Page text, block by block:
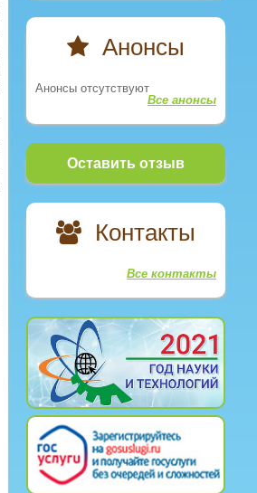
Анонсы
Анонсы отсутствуют
Все анонсы
Оставить отзыв
Контакты
Все контакты